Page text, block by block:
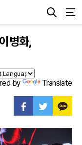
병화,
by Translate